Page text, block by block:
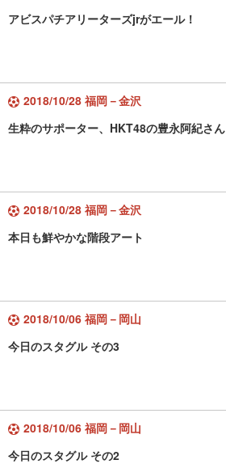
アビスパチアリーターズjrがエール！
2018/10/28 福岡－金沢
生粋のサポーター、HKT48の豊永阿紀さん
2018/10/28 福岡－金沢
本日も鮮やかな階段アート
2018/10/06 福岡－岡山
今日のスタグル その3
2018/10/06 福岡－岡山
今日のスタグル その2